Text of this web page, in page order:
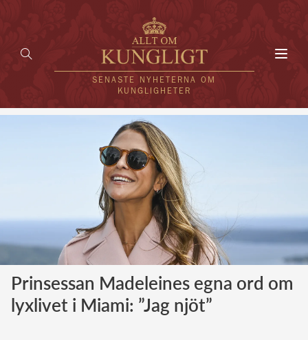
SENASTE NYHETERNA OM
KUNGLIGHETER
HEM
KUNGAFAMILJEN
UTLÄNDSKT
KÄNDISAR
VÄRLDENS KUNGAHUS
Svenska kungahuset
Brittiska kungahuset
REDAKTION
Prinsessan Madeleines egna ord om
lyxlivet i Miami: ”Jag njöt”